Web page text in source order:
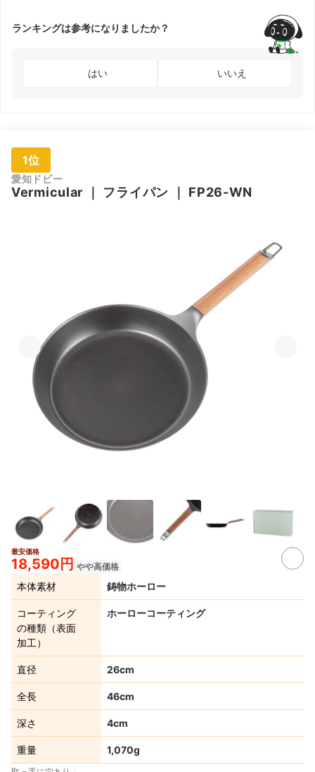
ランキングは参考になりましたか？
はい いいえ
1位
愛知ドビー
Vermicular ｜ フライパン ｜ FP26-WN
最安価格
18,590円 やや高価格
本体素材 鋳物ホーロー
コーティング
の種類（表面
加工）
ホーローコーティング
直径 26cm
全長 46cm
深さ 4cm
重量 1,070g